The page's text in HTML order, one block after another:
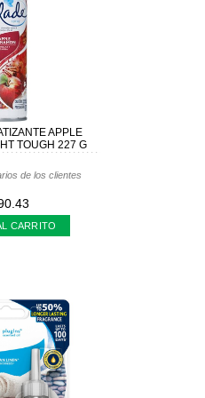
APPLE
TOUGH 227 G
de los clientes
CARRITO